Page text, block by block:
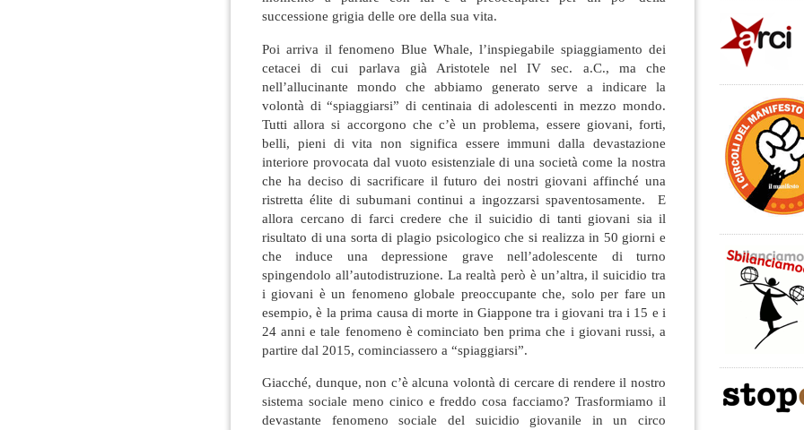
successione grigia delle ore della sua vita.
Poi arriva il fenomeno Blue Whale, l’inspiegabile spiaggiamento dei
cetacei di cui parlava già Aristotele nel IV sec. a.C., ma che
nell’allucinante mondo che abbiamo generato serve a indicare la
volontà di “spiaggiarsi” di centinaia di adolescenti in mezzo mondo.
Tutti allora si accorgono che c’è un problema, essere giovani, forti,
belli, pieni di vita non significa essere immuni dalla devastazione
interiore provocata dal vuoto esistenziale di una società come la nostra
che ha deciso di sacrificare il futuro dei nostri giovani affinché una
ristretta élite di subumani continui a ingozzarsi spaventosamente. E
allora cercano di farci credere che il suicidio di tanti giovani sia il
risultato di una sorta di plagio psicologico che si realizza in 50 giorni e
che induce una depressione grave nell’adolescente di turno
spingendolo all’autodistruzione. La realtà però è un’altra, il suicidio tra
i giovani è un fenomeno globale preoccupante che, solo per fare un
esempio, è la prima causa di morte in Giappone tra i giovani tra i 15 e i
24 anni e tale fenomeno è cominciato ben prima che i giovani russi, a
partire dal 2015, cominciassero a “spiaggiarsi”.
Giacché, dunque, non c’è alcuna volontà di cercare di rendere il nostro
sistema sociale meno cinico e freddo cosa facciamo? Trasformiamo il
devastante fenomeno sociale del suicidio giovanile in un circo